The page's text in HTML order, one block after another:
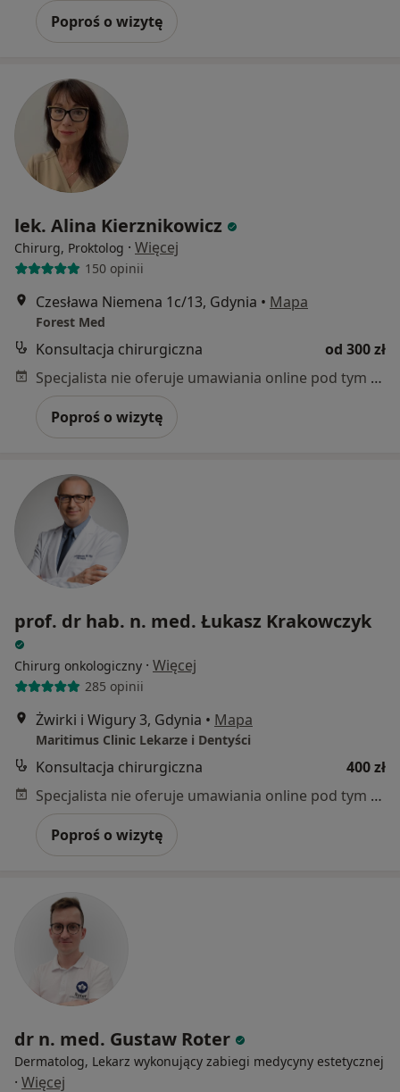
Poproś o wizytę
lek. Alina Kierznikowicz
Chirurg, Proktolog · Więcej
150 opinii
Czesława Niemena 1c/13, Gdynia • Mapa
Forest Med
Konsultacja chirurgiczna
od 300 zł
Specjalista nie oferuje umawiania online pod tym adresem.
Poproś o wizytę
prof. dr hab. n. med. Łukasz Krakowczyk
Chirurg onkologiczny · Więcej
285 opinii
Żwirki i Wigury 3, Gdynia • Mapa
Maritimus Clinic Lekarze i Dentyści
Konsultacja chirurgiczna
400 zł
Specjalista nie oferuje umawiania online pod tym adresem.
Poproś o wizytę
dr n. med. Gustaw Roter
Dermatolog, Lekarz wykonujący zabiegi medycyny estetycznej
· Więcej